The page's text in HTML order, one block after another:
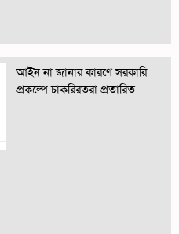
আইন না জানার কারণে সরকারি
প্রকল্পে চাকরিরতরা প্রতারিত